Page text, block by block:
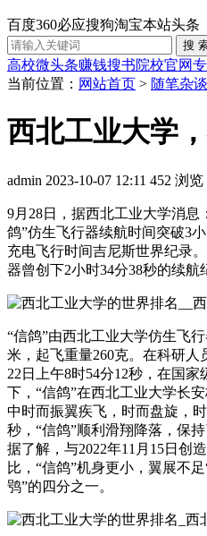
百度360必应搜狗淘宝本站头条
高校微头条赚钱搜书院校官网
当前位置： 网站首页 > 随笔杂谈
西北工业大学
admin 2023-10-07 12:11 452 浏览
9月28日，据西北工业大学消息
鸽”仿生飞行器续航时间突破3
充电飞行时间吉尼斯世界纪录
器曾创下2小时34分38秒的续航
“信鸽”由西北工业大学仿生飞
米，起飞重量260克。在科研人
22日上午8时54分12秒，在国
下，“信鸽”在西北工业大学长
中时而振翼疾飞，时而盘旋，
秒，“信鸽”顺利滑翔降落，保
据了解，与2022年11月15日创
比，“信鸽”机身更小，翼展不
鸮”的四分之一。